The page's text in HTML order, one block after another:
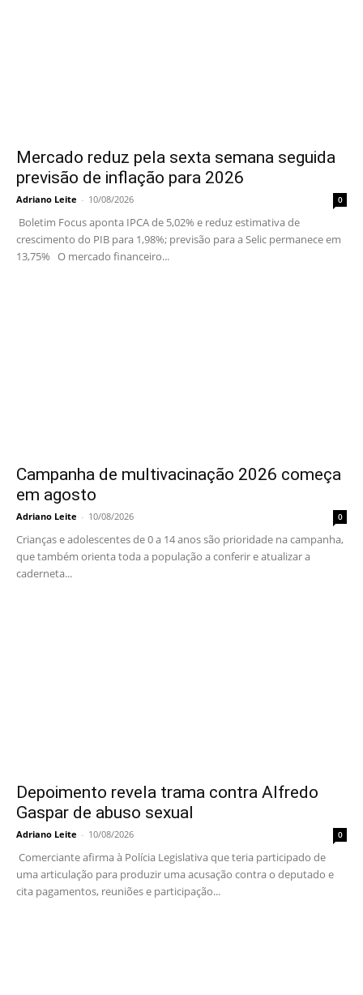
Mercado reduz pela sexta semana seguida
previsão de inflação para 2026
Adriano Leite - 10/08/2026 0
Boletim Focus aponta IPCA de 5,02% e reduz estimativa de
crescimento do PIB para 1,98%; previsão para a Selic permanece em
13,75% O mercado financeiro...
Campanha de multivacinação 2026 começa
em agosto
Adriano Leite - 10/08/2026 0
Crianças e adolescentes de 0 a 14 anos são prioridade na campanha,
que também orienta toda a população a conferir e atualizar a
caderneta...
Depoimento revela trama contra Alfredo
Gaspar de abuso sexual
Adriano Leite - 10/08/2026 0
Comerciante afirma à Polícia Legislativa que teria participado de
uma articulação para produzir uma acusação contra o deputado e
cita pagamentos, reuniões e participação...